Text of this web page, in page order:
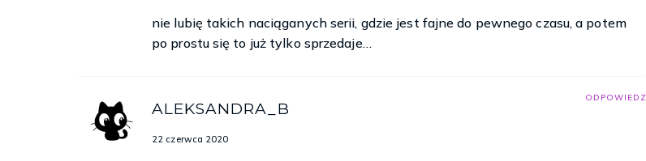
nie lubię takich naciąganych serii, gdzie jest fajne do pewnego czasu, a potem
po prostu się to już tylko sprzedaje…
ODPOWIEDZ
ALEKSANDRA_B
22 czerwca 2020